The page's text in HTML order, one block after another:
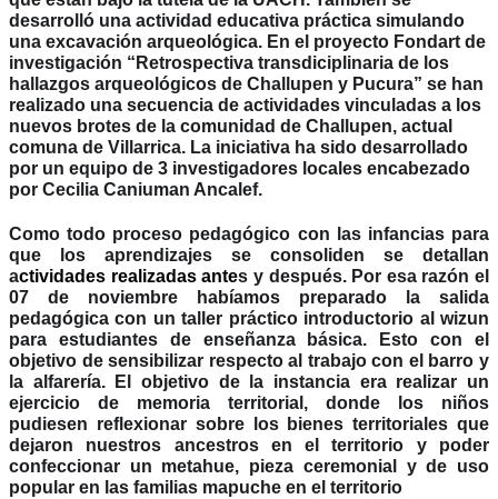
desarrolló una actividad educativa práctica simulando
una excavación arqueológica. En el proyecto Fondart de
investigación “Retrospectiva transdiciplinaria de los
hallazgos arqueológicos de Challupen y Pucura” se han
realizado una secuencia de actividades vinculadas a los
nuevos brotes de la comunidad de Challupen, actual
comuna de Villarrica. La iniciativa ha sido desarrollado
por un equipo de 3 investigadores locales encabezado
por Cecilia Caniuman Ancalef.
Como todo proceso pedagógico con las infancias para
que los aprendizajes se consoliden se detallan
actividades realizadas antes y después. Por esa razón el
07 de noviembre habíamos preparado la salida
pedagógica con un taller práctico introductorio al wizun
para estudiantes de enseñanza básica. Esto con el
objetivo de sensibilizar respecto al trabajo con el barro y
la alfarería. El objetivo de la instancia era realizar un
ejercicio de memoria territorial, donde los niños
pudiesen reflexionar sobre los bienes territoriales que
dejaron nuestros ancestros en el territorio y poder
confeccionar un metahue, pieza ceremonial y de uso
popular en las familias mapuche en el territorio